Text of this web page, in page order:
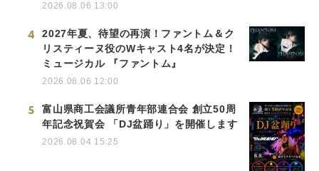
2026.08.06 13:00
4
2027年夏、待望の再演！ファントム＆ク
リスティーヌ役のWキャスト4名が決定！
ミュージカル 『ファントム』
2026.08.06 12:00
5
富山県商工会議所青年部連合会 創立50周
年記念祝賀会 「DJ盆踊り」を開催します
2026.08.04 15:25